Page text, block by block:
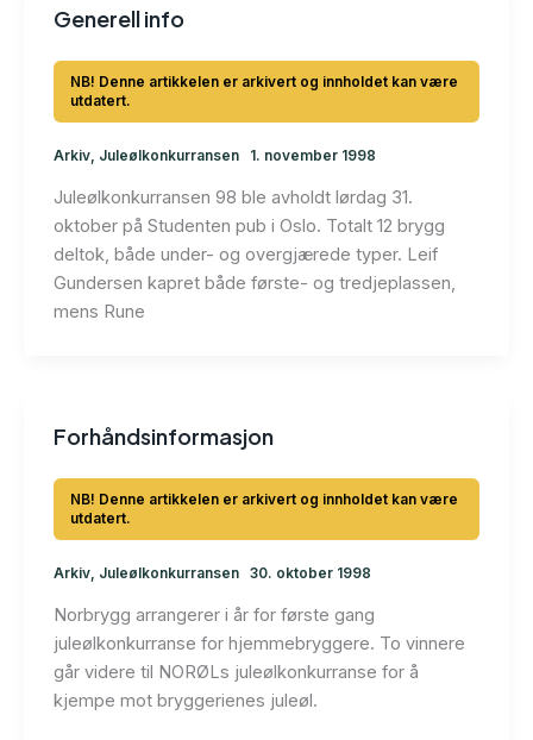
Generell info
Arkiv, Juleølkonkurransen 1. november 1998
Juleølkonkurransen 98 ble avholdt lørdag 31.
oktober på Studenten pub i Oslo. Totalt 12 brygg
deltok, både under- og overgjærede typer. Leif
Gundersen kapret både første- og tredjeplassen,
mens Rune
Forhåndsinformasjon
Arkiv, Juleølkonkurransen 30. oktober 1998
Norbrygg arrangerer i år for første gang
juleølkonkurranse for hjemmebryggere. To vinnere
går videre til NORØLs juleølkonkurranse for å
kjempe mot bryggerienes juleøl.